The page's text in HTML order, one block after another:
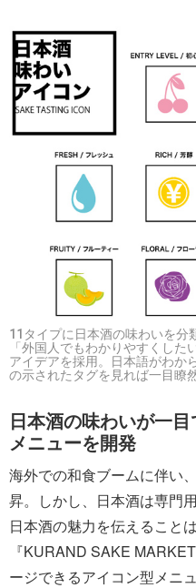
11タイプに日本酒の味わいを分
「外国人でもわかりやすくし
アイデアを採用。日本語がわか
の示されたタグを見れば一目瞭
日本酒の味わいが一
メニューを開発
海外での和食ブームに伴い
昇。しかし、日本酒は専門
日本酒の魅力を伝えること
『KURAND SAKE
ージできるアイコン型メニュ